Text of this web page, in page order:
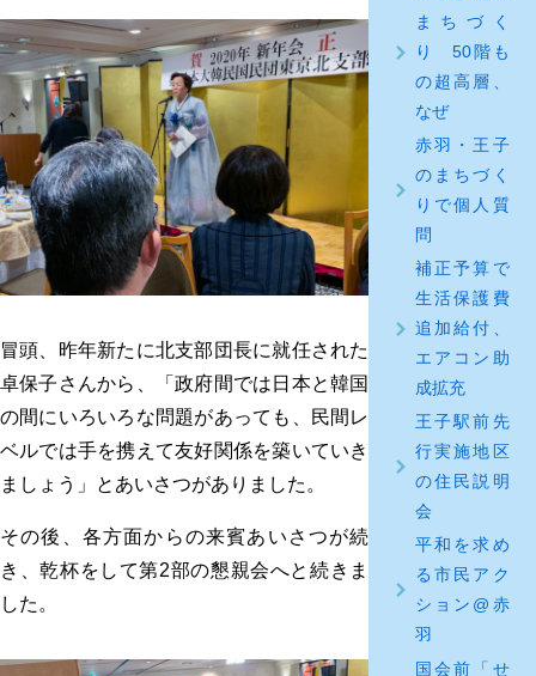
冒頭、昨年新たに北支部団長に就任された
卓保子さんから、「政府間では日本と韓国
の間にいろいろな問題があっても、民間レ
ベルでは手を携えて友好関係を築いていき
ましょう」とあいさつがありました。
その後、各方面からの来賓あいさつが続
き、乾杯をして第2部の懇親会へと続きま
した。
まちづく
り 50階も
の超高層、
なぜ
赤羽・王子
のまちづく
りで個人質
問
補正予算で
生活保護費
追加給付、
エアコン助
成拡充
王子駅前先
行実施地区
の住民説明
会
平和を求め
る市民アク
ション@赤
羽
国会前「せ